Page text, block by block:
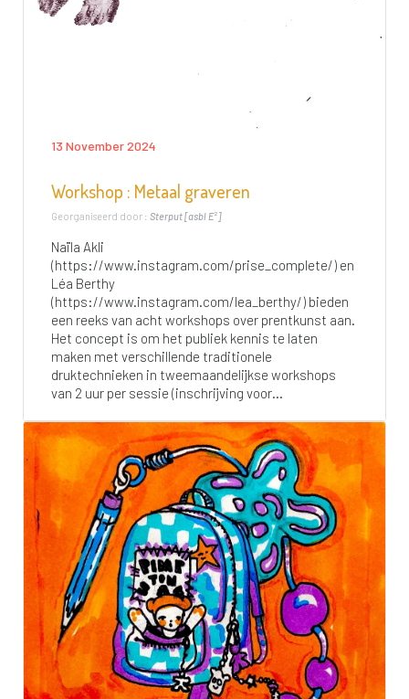
13 November 2024
Workshop : Metaal graveren
Georganiseerd door : Sterput [asbl E²]
Naïla Akli
(https://www.instagram.com/prise_complete/) en
Léa Berthy
(https://www.instagram.com/lea_berthy/) bieden
een reeks van acht workshops over prentkunst aan.
Het concept is om het publiek kennis te laten
maken met verschillende traditionele
druktechnieken in tweemaandelijkse workshops
van 2 uur per sessie (inschrijving voor...